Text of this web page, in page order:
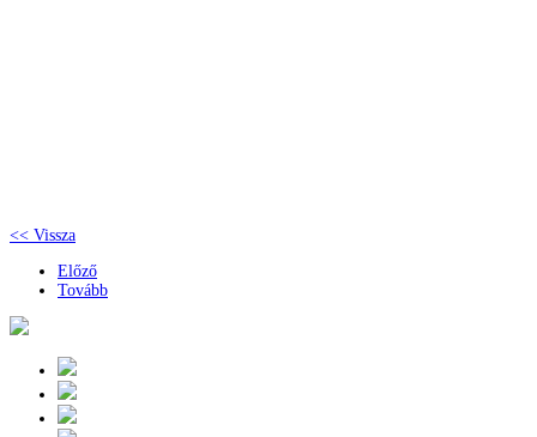
<< Vissza
Előző
Tovább